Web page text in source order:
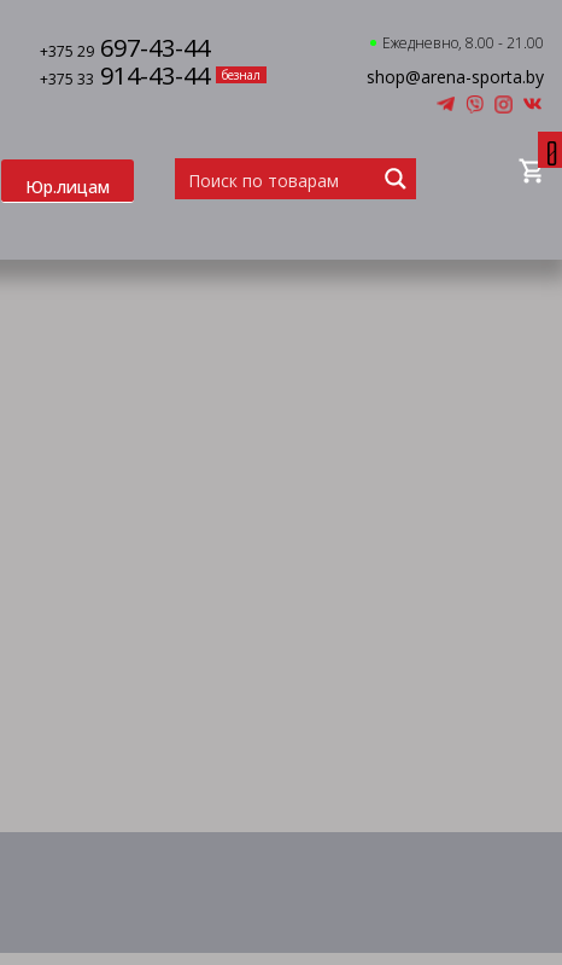
+375 29 697-43-44
+375 33 914-43-44 безнал
Ежедневно, 8.00 - 21.00
shop@arena-sporta.by
Юр.лицам
0